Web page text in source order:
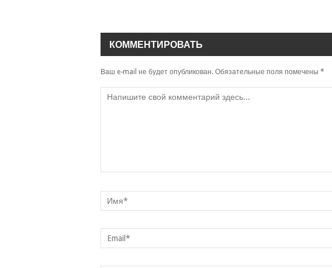
КОММЕНТИРОВАТЬ
Ваш e-mail не будет опубликован. Обязательные поля помечены *